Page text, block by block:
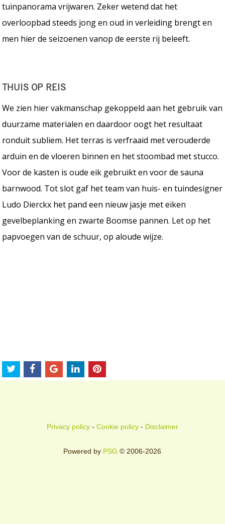
tuinpanorama vrijwaren. Zeker wetend dat het
overloopbad steeds jong en oud in verleiding brengt en
men hier de seizoenen vanop de eerste rij beleeft.
THUIS OP REIS
We zien hier vakmanschap gekoppeld aan het gebruik van
duurzame materialen en daardoor oogt het resultaat
ronduit subliem. Het terras is verfraaid met verouderde
arduin en de vloeren binnen en het stoombad met stucco.
Voor de kasten is oude eik gebruikt en voor de sauna
barnwood. Tot slot gaf het team van huis- en tuindesigner
Ludo Dierckx het pand een nieuw jasje met eiken
gevelbeplanking en zwarte Boomse pannen. Let op het
papvoegen van de schuur, op aloude wijze.
Privacy policy- Cookie policy- Disclaimer
Powered by PSG © 2006-2026